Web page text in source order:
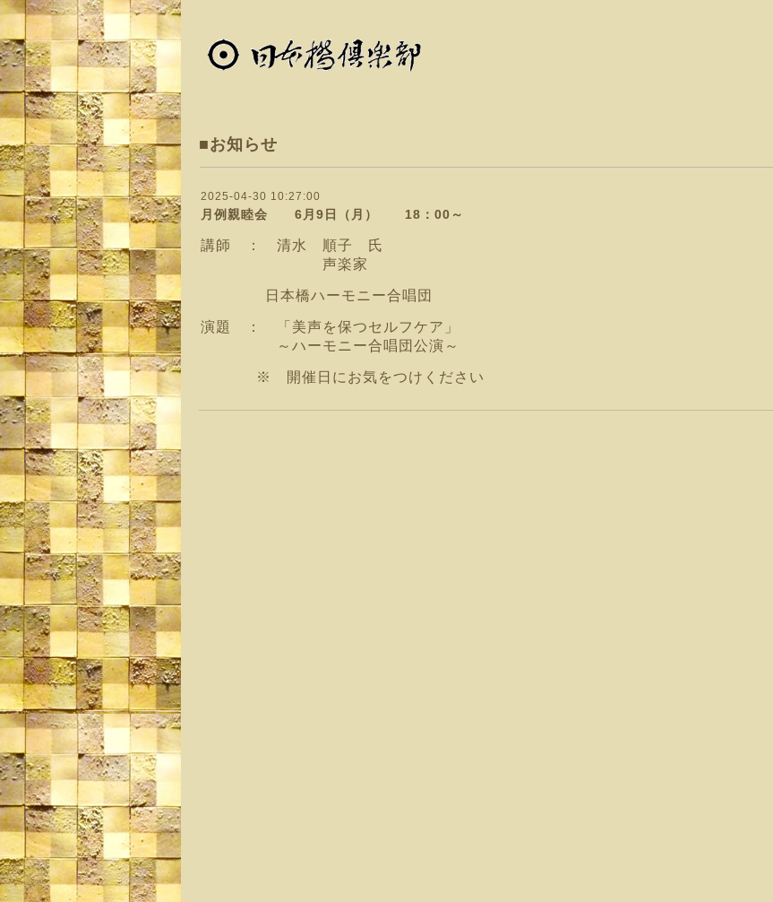
■お知らせ
2025-04-30 10:27:00
月例親睦会 6月9日（月） 18：00～
講師 ： 清水 順子 氏
声楽家
日本橋ハーモニー合唱団
演題 ： 「美声を保つセルフケア」
～ハーモニー合唱団公演～
※ 開催日にお気をつけください